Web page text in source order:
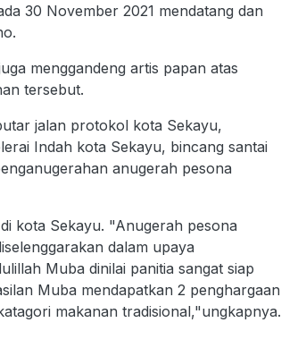
30 November 2021 mendatang dan
menggandeng artis papan atas
tersebut.
jalan protokol kota Sekayu,
Indah kota Sekayu, bincang santai
anugerah pesona
kota Sekayu. "Anugerah pesona
dalam upaya
Muba dinilai panitia sangat siap
Muba mendapatkan 2 penghargaan
makanan tradisional,"ungkapnya.